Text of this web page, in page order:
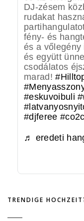
DJ-zésem
rudakat
fény- és
és a vőlegény
és együtt
csodálatos
marad!
#eskuvoibuli
#djferee
♬ eredeti
TRENDIGE